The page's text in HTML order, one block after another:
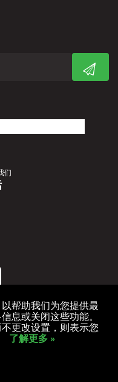
们
ー クッキーポリシー
租车
帮助我们为您提供最
息或关闭这些功能。
更改设置，则表示您
了解更多 »